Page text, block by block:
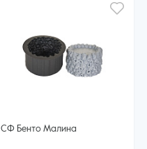
СФ Бенто Малина